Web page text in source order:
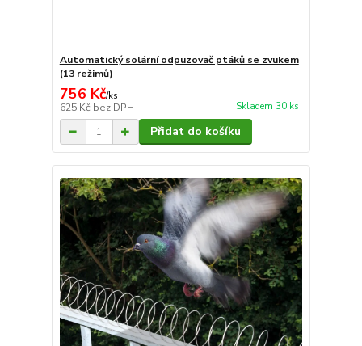
Automatický solární odpuzovač ptáků se zvukem
(13 režimů)
756 Kč/ks
625 Kč bez DPH Skladem 30 ks
Přidat do košíku